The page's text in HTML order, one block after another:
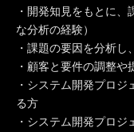
・開発知見をもとに
な分析の経験）
・課題の要因を分析し
・顧客と要件の調整や
・システム開発プロ
る方
・システム開発プロ